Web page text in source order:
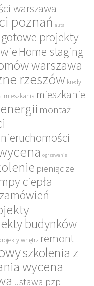
warszawa
poznań auta
gotowe projekty
Home staging
warszawa
rzeszów kredyt
mieszkania mieszkanie
montaż
nieruchomości
ogrzewanie
pieniądze
ciepła
budynków
wnętrz remont
szkolenia z
wycena
ustawa pzp